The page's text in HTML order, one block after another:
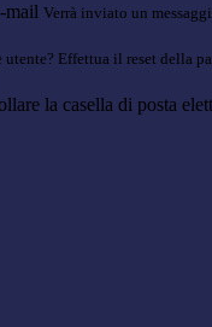
mail Verrà inviato un
Effettua il reset della
la casella di posta